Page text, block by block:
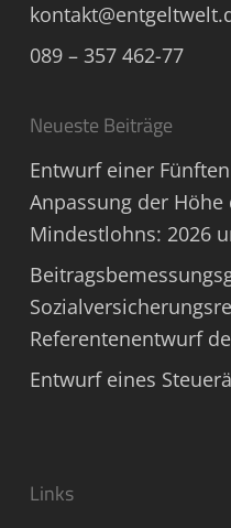
089 – 357 462-77
Neueste Beiträge
Entwurf einer
Anpassung der Höhe
Mindestlohns: 2026
Referentenentwurf
Entwurf eines
Links